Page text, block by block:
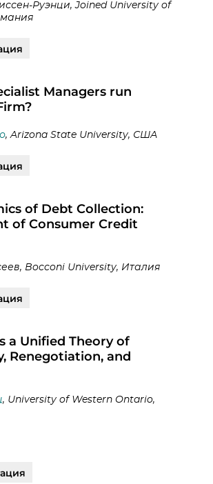
Руэнци, Joined University of
Managers run
, Arizona State University, США
of Debt Collection:
of Consumer Credit
Bocconi University, Италия
a Unified Theory of
Renegotiation, and
, University of Western Ontario,